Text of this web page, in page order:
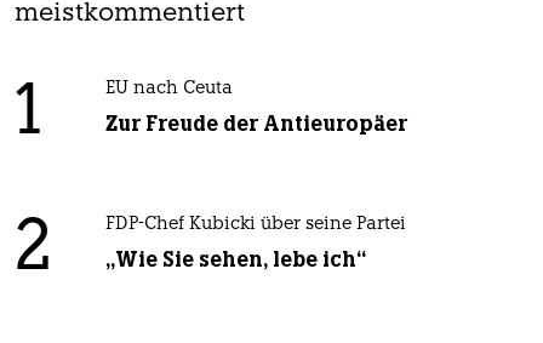
meistkommentiert
1 EU nach Ceuta
Zur Freude der Antieuropäer
2 FDP-Chef Kubicki über seine Partei
„Wie Sie sehen, lebe ich“